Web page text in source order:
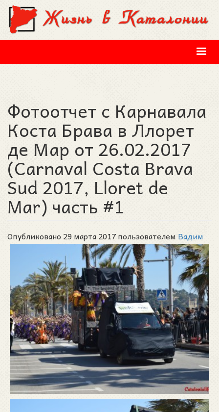
Перейти к основному содержанию
Фотоотчет с Карнавала
Коста Брава в Ллорет
де Мар от 26.02.2017
(Carnaval Costa Brava
Sud 2017, Lloret de
Mar) часть #1
Опубликовано 29 марта 2017 пользователем Вадим